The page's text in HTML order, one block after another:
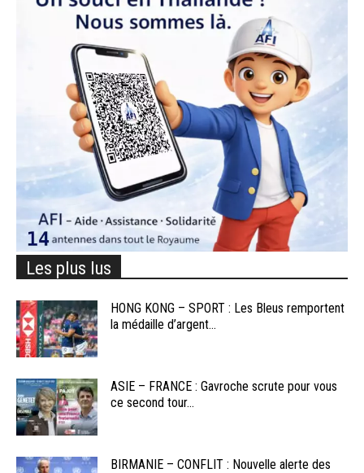
Les plus lus
HONG KONG – SPORT : Les Bleus remportent
la médaille d’argent...
ASIE – FRANCE : Gavroche scrute pour vous
ce second tour...
BIRMANIE – CONFLIT : Nouvelle alerte des